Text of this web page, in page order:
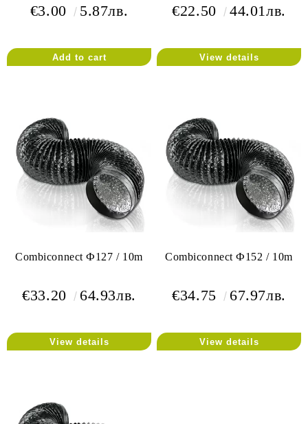
€3.00 5.87лв. €22.50 44.01лв.
View details
Combiconnect Ф127 / 10m
€33.20 64.93лв.
View details
Combiconnect Ф152 / 10m
€34.75 67.97лв.
View details